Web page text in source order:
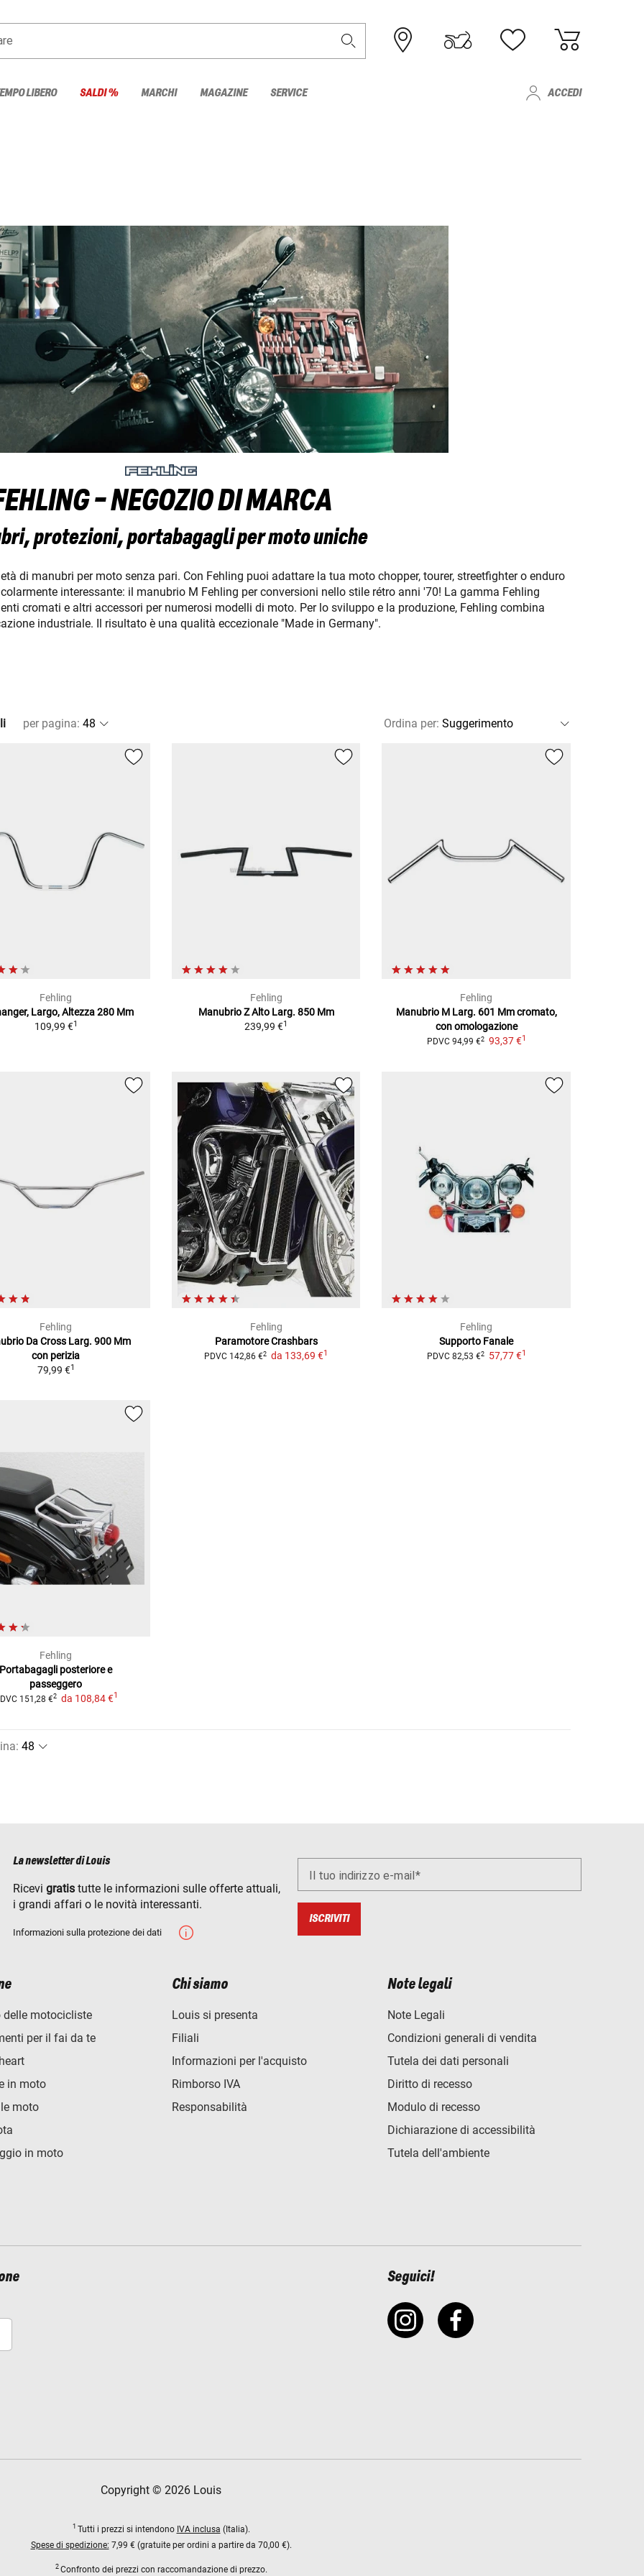
LIBERO SALDI % MARCHI MAGAZINE SERVICE ACCEDI
- NEGOZIO DI MARCA
protezioni, portabagagli per moto uniche
di manubri per moto senza pari. Con Fehling puoi adattare la tua moto chopper, tourer, streetfighter o enduro
interessante: il manubrio M Fehling per conversioni nello stile rétro anni '70! La gamma Fehling
cromati e altri accessori per numerosi modelli di moto. Per lo sviluppo e la produzione, Fehling combina
industriale. Il risultato è una qualità eccezionale "Made in Germany".
per pagina: Ordina per:
Fehling
Largo, Altezza 280 Mm
109,99 €1
Fehling
Manubrio Z Alto Larg. 850 Mm
239,99 €1
Fehling
Manubrio M Larg. 601 Mm cromato,
con omologazione
PDVC 94,99 €2 93,37 €1
Fehling
Da Cross Larg. 900 Mm
con perizia
79,99 €1
Fehling
Paramotore Crashbars
PDVC 142,86 €2 da 133,69 €1
Fehling
Supporto Fanale
PDVC 82,53 €2 57,77 €1
Fehling
Portabagagli posteriore e
passeggero
151,28 €2 da 108,84 €1
:
La newsletter di Louis
Ricevi gratis tutte le informazioni sulle offerte attuali,
i grandi affari o le novità interessanti.
Informazioni sulla protezione dei dati
Il tuo indirizzo e-mail
ISCRIVITI
delle motocicliste
per il fai da te
in moto
moto
in moto
Chi siamo
Louis si presenta
Filiali
Informazioni per l'acquisto
Rimborso IVA
Responsabilità
Note legali
Note Legali
Condizioni generali di vendita
Tutela dei dati personali
Diritto di recesso
Modulo di recesso
Dichiarazione di accessibilità
Tutela dell'ambiente
Seguici!
Copyright © 2026 Louis
1 Tutti i prezzi si intendono IVA inclusa (Italia).
Spese di spedizione: 7,99 € (gratuite per ordini a partire da 70,00 €).
2 Confronto dei prezzi con raccomandazione di prezzo.